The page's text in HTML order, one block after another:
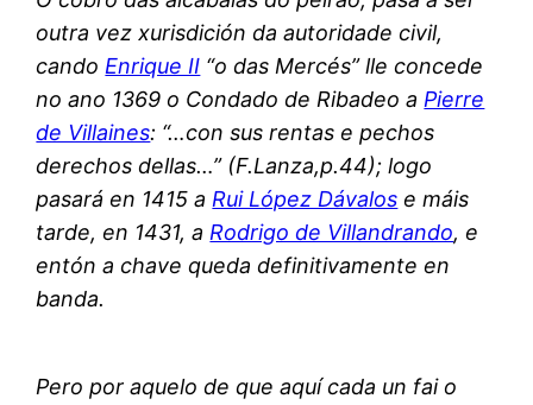
outra vez xurisdición da autoridade civil,
cando Enrique II “o das Mercés” lle concede
no ano 1369 o Condado de Ribadeo a Pierre
de Villaines: “…con sus rentas e pechos
derechos dellas…” (F.Lanza,p.44); logo
pasará en 1415 a Rui López Dávalos e máis
tarde, en 1431, a Rodrigo de Villandrando, e
entón a chave queda definitivamente en
banda.
Pero por aquelo de que aquí cada un fai o